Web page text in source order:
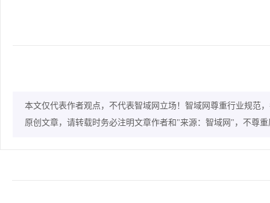
本文仅代表作者观点，不代表智域网立场！智域网尊重行业规范
原创文章，请转载时务必注明文章作者和"来源：智域网"，不尊